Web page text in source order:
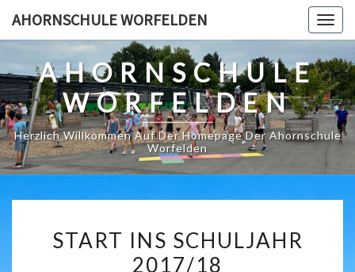
AHORNSCHULE WORFELDEN
AHORNSCHULE
WORFELDEN
Herzlich Willkommen Auf Der Homepage Der Ahornschule
Worfelden
INS
SCHULJAHR
START INS SCHULJAHR
2017/18